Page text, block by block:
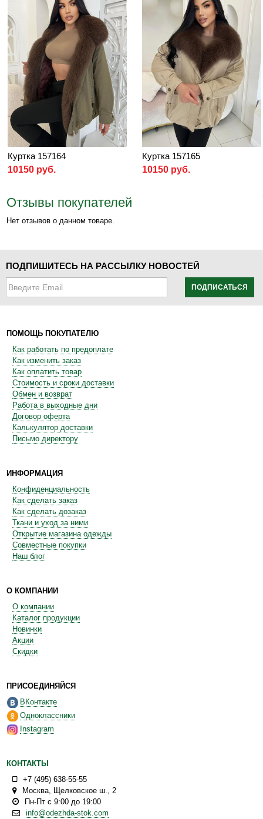
Куртка 157164
10150 руб.
Куртка 157165
10150 руб.
Отзывы покупателей
Нет отзывов о данном товаре.
ПОДПИШИТЕСЬ НА РАССЫЛКУ НОВОСТЕЙ
ПОДПИСАТЬСЯ
ПОМОЩЬ ПОКУПАТЕЛЮ
Как работать по предоплате
Как изменить заказ
Как оплатить товар
Стоимость и сроки доставки
Обмен и возврат
Работа в выходные дни
Договор оферта
Калькулятор доставки
Письмо директору
ИНФОРМАЦИЯ
Конфиденциальность
Как сделать заказ
Как сделать дозаказ
Ткани и уход за ними
Открытие магазина одежды
Совместные покупки
Наш блог
О КОМПАНИИ
О компании
Каталог продукции
Новинки
Акции
Скидки
ПРИСОЕДИНЯЙСЯ
ВКонтакте
Одноклассники
Instagram
КОНТАКТЫ
+7 (495) 638-55-55
Москва Щелковское ш., 2
Пн-Пт с 9:00 до 19:00
info@odezhda-stok.com